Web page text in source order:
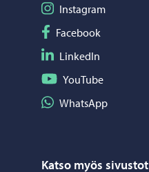
Seuraa Instagram
Instagram
Seuraa Facebook
Facebook
Seuraa LinkedIn
LinkedIn
Seuraa YouTube
YouTube
Jaa WhatsApp
WhatsApp
Katso myös sivustot